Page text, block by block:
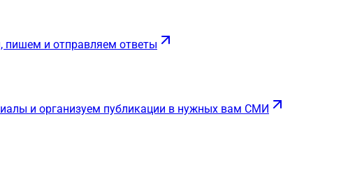
пишем и отправляем ответы
и организуем публикации в нужных вам СМИ